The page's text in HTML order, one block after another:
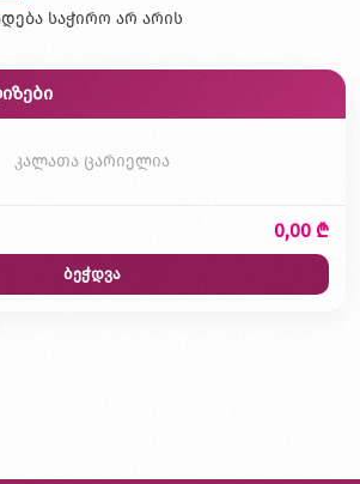
საჭირო არ არის
კალათა ცარიელია
0,00 ₾
ბეჭდვა